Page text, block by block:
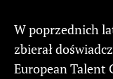
W poprzednich
zbierał
European Talent